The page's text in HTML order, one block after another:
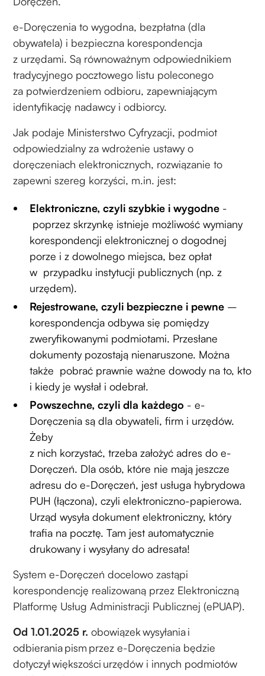
e-Doręczenia to wygodna, bezpłatna (dla
obywatela) i bezpieczna korespondencja
z urzędami. Są równoważnym odpowiednikiem
tradycyjnego pocztowego listu poleconego
za potwierdzeniem odbioru, zapewniającym
identyfikację nadawcy i odbiorcy.
Jak podaje Ministerstwo Cyfryzacji, podmiot
odpowiedzialny za wdrożenie ustawy o
doręczeniach elektronicznych, rozwiązanie to
zapewni szereg korzyści, m.in. jest:
Elektroniczne, czyli szybkie i wygodne -
poprzez skrzynkę istnieje możliwość wymiany
korespondencji elektronicznej o dogodnej
porze i z dowolnego miejsca, bez opłat
w przypadku instytucji publicznych (np. z
urzędem).
Rejestrowane, czyli bezpieczne i pewne –
korespondencja odbywa się pomiędzy
zweryfikowanymi podmiotami. Przesłane
dokumenty pozostają nienaruszone. Można
także pobrać prawnie ważne dowody na to, kto
i kiedy je wysłał i odebrał.
Powszechne, czyli dla każdego - e-
Doręczenia są dla obywateli, firm i urzędów.
Żeby
z nich korzystać, trzeba założyć adres do e-
Doręczeń. Dla osób, które nie mają jeszcze
adresu do e-Doręczeń, jest usługa hybrydowa
PUH (łączona), czyli elektroniczno-papierowa.
Urząd wysyła dokument elektroniczny, który
trafia na pocztę. Tam jest automatycznie
drukowany i wysyłany do adresata!
System e-Doręczeń docelowo zastąpi
korespondencję realizowaną przez Elektroniczną
Platformę Usług Administracji Publicznej (ePUAP).
Od 1.01.2025 r.obowiązek wysyłania i
odbierania pism przez e-Doręczenia będzie
dotyczył większości urzędów i innych podmiotów